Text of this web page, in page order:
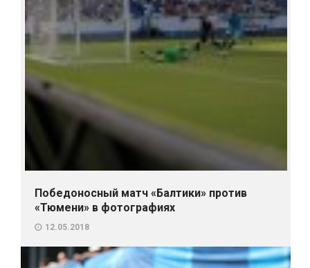
Победоносный матч «Балтики» против
«Тюмени» в фотографиях
12.05.2018